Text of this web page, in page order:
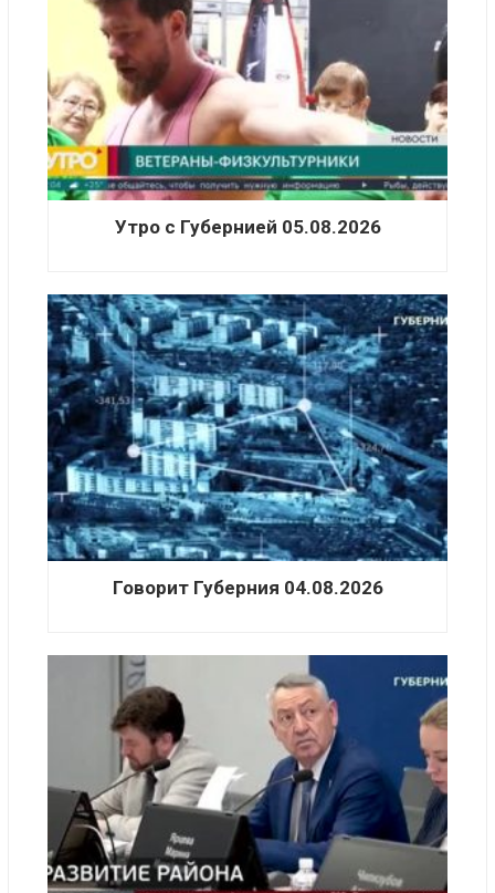
Утро с Губернией 05.08.2026
Говорит Губерния 04.08.2026